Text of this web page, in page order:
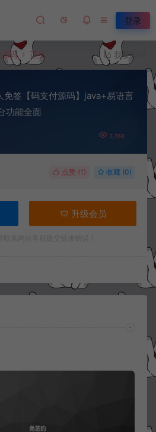
登录
码 正文 我要投稿
免签【码支付源码】java+易语言
功能全面
3,768
点赞 (1 ) 收藏 (0)
升级会员